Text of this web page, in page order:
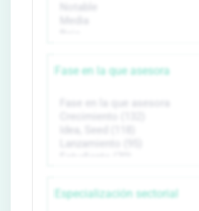
Fase en la que asesora
Especialización sectorial